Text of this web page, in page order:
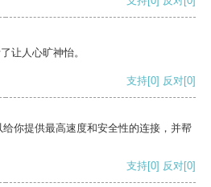
让人心旷神怡。
支持[0] 反对[0]
你提供最高速度和安全性的连接，并帮
支持[0] 反对[0]